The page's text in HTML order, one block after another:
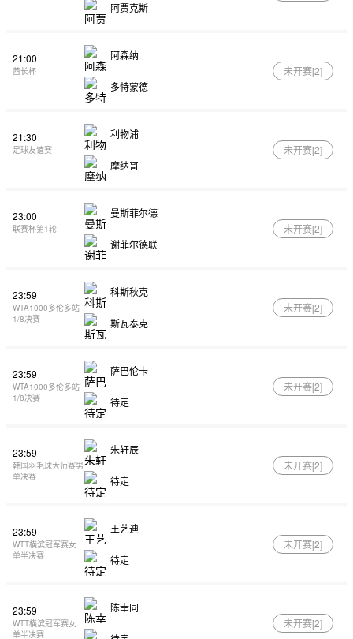
阿贾克斯
21:00
酋长杯
阿森纳
多特蒙德
未开赛[2]
21:30
足球友谊赛
利物浦
摩纳哥
未开赛[2]
23:00
联赛杯第1轮
曼斯菲尔德
谢菲尔德联
未开赛[2]
23:59
WTA1000多伦多站
1/8决赛
科斯秋克
斯瓦泰克
未开赛[2]
23:59
WTA1000多伦多站
1/8决赛
萨巴伦卡
待定
未开赛[2]
23:59
韩国羽毛球大师赛男
单决赛
朱轩辰
待定
未开赛[2]
23:59
WTT横滨冠军赛女
单半决赛
王艺迪
待定
未开赛[2]
23:59
WTT横滨冠军赛女
单半决赛
陈幸同
未开赛[2]